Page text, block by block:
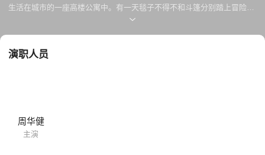
生活在城市的一座高楼公寓中。有一天毯子不得不和斗篷分别踏上冒险旅
程，去寻找传说中的猫的桃花源。与此同时，毯子必须面对心中一段不愿
演职人员
周华健
主演